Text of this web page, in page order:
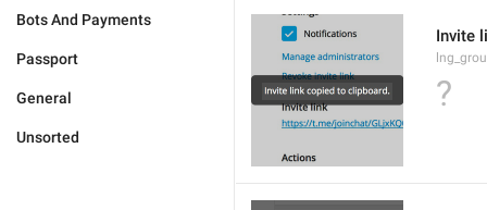
Bots And Payments
Passport
General
Unsorted
Invite
?